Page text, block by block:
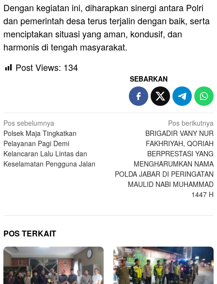
Dengan kegiatan ini, diharapkan sinergi antara Polri
dan pemerintah desa terus terjalin dengan baik, serta
menciptakan situasi yang aman, kondusif, dan
harmonis di tengah masyarakat.
Post Views: 134
SEBARKAN
Navigasi
pos
Pos sebelumnya
Polsek Maja Tingkatkan
Pelayanan Pagi Demi
Kelancaran Lalu Lintas dan
Keselamatan Pengguna Jalan
Pos berikutnya
BRIGADIR VANY NUR
FAKHRIYAH, QORIAH
BERPRESTASI YANG
MENGHARUMKAN NAMA
POLDA JABAR DI PERINGATAN
MAULID NABI MUHAMMAD
1447 H
POS TERKAIT